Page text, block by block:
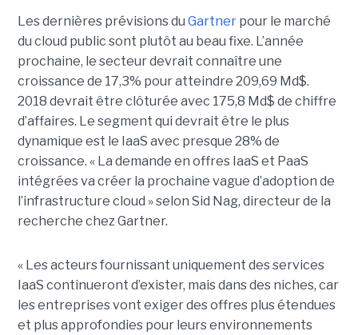
Les dernières prévisions du Gartnerpour le marché
du cloud public sont plutôt au beau fixe. L’année
prochaine, le secteur devrait connaître une
croissance de 17,3% pour atteindre 209,69 Md$.
2018 devrait être clôturée avec 175,8 Md$ de chiffre
d’affaires. Le segment qui devrait être le plus
dynamique est le IaaS avec presque 28% de
croissance. « La demande en offres IaaS et PaaS
intégrées va créer la prochaine vague d’adoption de
l’infrastructure cloud » selon Sid Nag, directeur de la
recherche chez Gartner.
« Les acteurs fournissant uniquement des services
IaaS continueront d’exister, mais dans des niches, car
les entreprises vont exiger des offres plus étendues
et plus approfondies pour leurs environnements